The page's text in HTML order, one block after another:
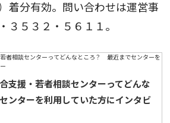
着分有効。問い合わせは運営事
３５３２・５６１１。
支援・若者相談センターってどんな
ンターを利用していた方にインタビ